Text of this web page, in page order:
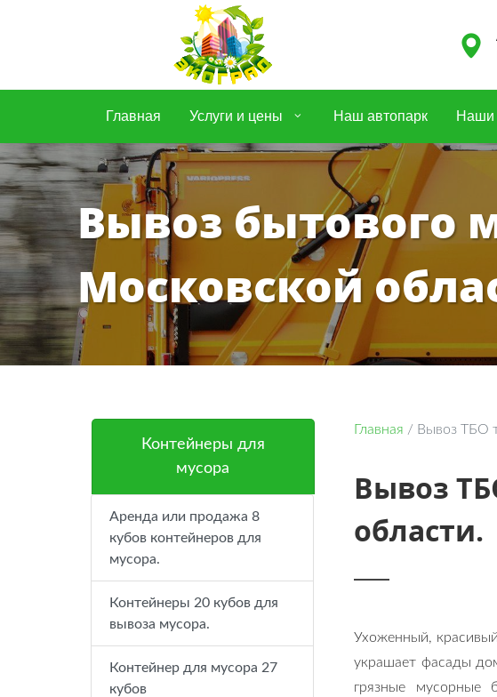
Главная Услуги и цены Наш автопарк Наши
Вывоз бытового
Московской
Контейнеры для
мусора
Аренда или продажа 8
кубов контейнеров для
мусора.
Контейнеры 20 кубов для
вывоза мусора.
Контейнер для мусора 27
кубов
Главная / Вывоз ТБО
Вывоз
области.
Ухоженный,
украшает фасады
грязные мусорные